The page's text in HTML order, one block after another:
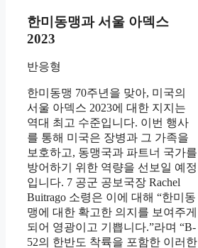
한미동맹과 서울 아덱스
2023
반응형
한미동맹 70주년을 맞아, 미국의
서울 아덱스 2023에 대한 지지는
역대 최고 수준입니다. 이번 행사
를 통해 미국은 장병과 그 가족을
보호하고, 동맹국과 파트너 국가를
방어하기 위한 역량을 선보일 예정
입니다. 7 공군 공보국장 Rachel
Buitrago 소령은 이에 대해 “한미동
맹에 대한 확고한 의지를 보여주게
되어 영광이고 기쁩니다.”라며 “B-
52의 한반도 착륙을 포함한 이러한